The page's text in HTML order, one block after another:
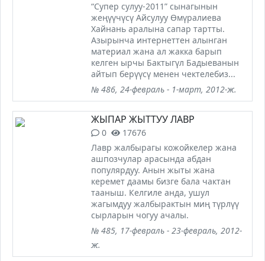
“Супер сулуу-2011” сынагынын
жеңүүчүсү Айсулуу Өмүралиева
Хайнань аралына сапар тартты.
Азырынча интернеттен алынган
материал жана ал жакка барып
келген ырчы Бактыгүл Бадыеванын
айтып берүүсү менен чектелебиз...
№ 486, 24-февраль - 1-март, 2012-ж.
ЖЫПАР ЖЫТТУУ ЛАВР
0
17676
Лавр жалбырагы кожойкелер жана
ашпозчулар арасында абдан
популярдуу. Анын жыты жана
керемет даамы бизге бала чактан
тааныш. Келгиле анда, ушул
жагымдуу жалбырактын миң түрлүү
сырларын чогуу ачалы.
№ 485, 17-февраль - 23-февраль, 2012-
ж.